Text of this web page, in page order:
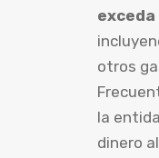
otros
la
dinero